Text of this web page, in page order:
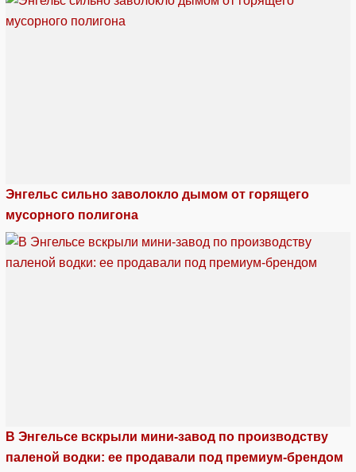
Энгельс сильно заволокло дымом от горящего
мусорного полигона
В Энгельсе вскрыли мини-завод по производству
паленой водки: ее продавали под премиум-брендом